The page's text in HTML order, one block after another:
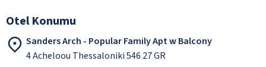
Otel Konumu
Sanders Arch - Popular Family Apt w Balcony
4 Acheloou Thessaloniki 546 27 GR